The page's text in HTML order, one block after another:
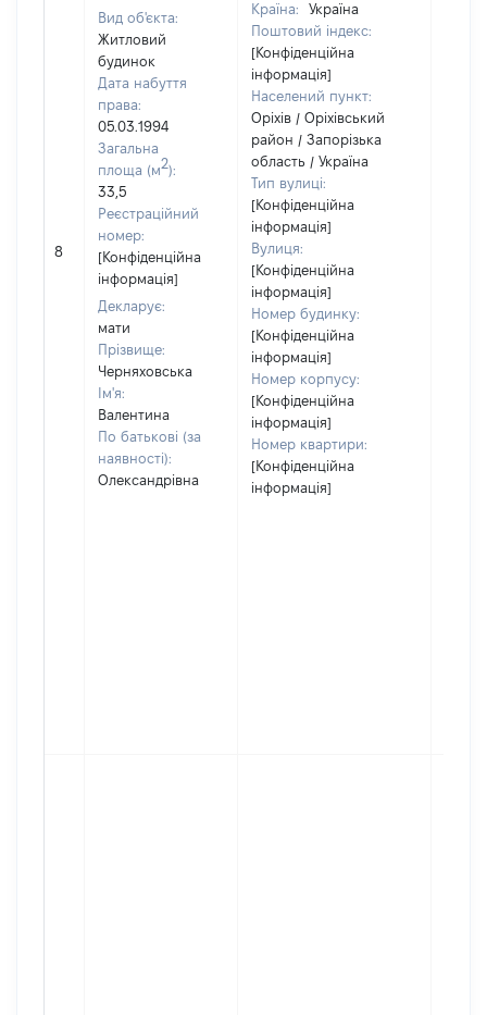
8
Вид об'єкта:
Житловий
будинок
Дата набуття
права:
05.03.1994
Загальна
площа (м2):
33,5
Реєстраційний
номер:
[Конфіденційна
інформація]
Декларує:
мати
Прізвище:
Черняховська
Ім'я:
Валентина
По батькові (за
наявності):
Олександрівна
Країна:
Україна
Поштовий індекс:
[Конфіденційна
інформація]
Населений пункт:
Оріхів / Оріхівський
район / Запорізька
область / Україна
Тип вулиці:
[Конфіденційна
інформація]
Вулиця:
[Конфіденційна
інформація]
Номер будинку:
[Конфіденційна
інформація]
Номер корпусу:
[Конфіденційна
інформація]
Номер квартири:
[Конфіденційна
інформація]